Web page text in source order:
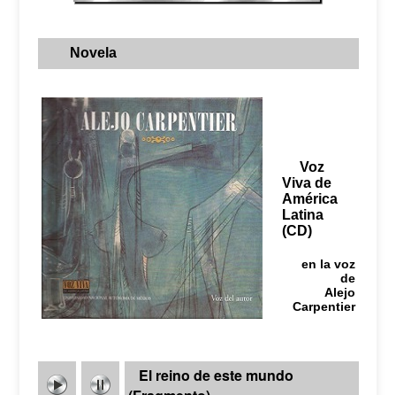
Novela
Voz
Viva de
América
Latina
(CD)
en la voz
de
Alejo
Carpentier
El reino de este mundo